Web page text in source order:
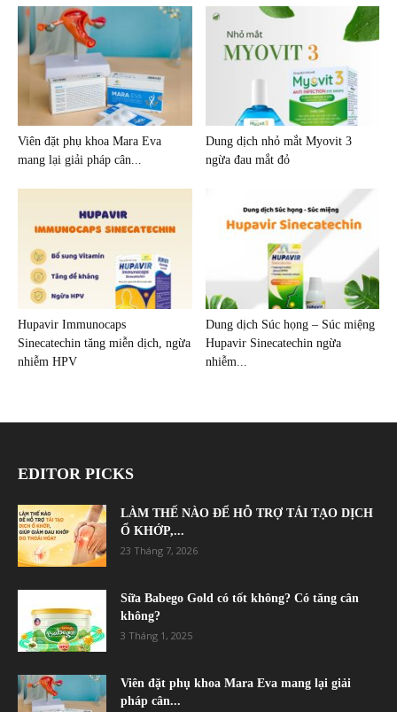
Viên đặt phụ khoa Mara Eva
mang lại giải pháp cân...
Dung dịch nhỏ mắt Myovit 3
ngừa đau mắt đỏ
Hupavir Immunocaps
Sinecatechin tăng miễn dịch, ngừa
nhiễm HPV
Dung dịch Súc họng – Súc miệng
Hupavir Sinecatechin ngừa
nhiễm...
EDITOR PICKS
LÀM THẾ NÀO ĐỂ HỖ TRỢ TÁI TẠO DỊCH
Ổ KHỚP,...
23 Tháng 7, 2026
Sữa Babego Gold có tốt không? Có tăng cân
không?
3 Tháng 1, 2025
Viên đặt phụ khoa Mara Eva mang lại giải
pháp cân...